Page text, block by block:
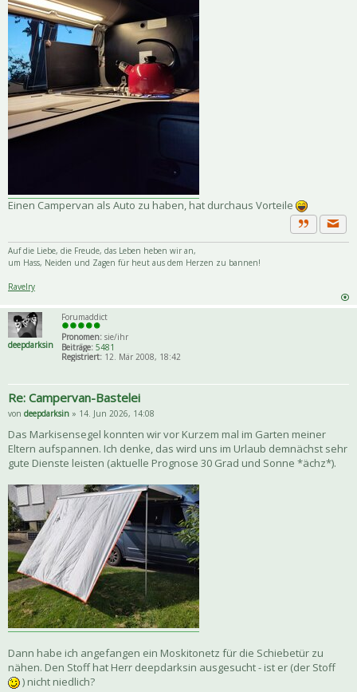
Einen Campervan als Auto zu haben, hat durchaus Vorteile
Zitat
Auf die Liebe, die Freude, das Leben heben wir an,
um Hass, Neiden und Zagen für heut aus dem Herzen zu bannen!
Ravelry
deepdarksin
Forumaddict
Pronomen: sie/ihr
Beiträge: 5481
Registriert: 12. Mär 2008, 18:42
Re: Campervan-Bastelei
von deepdarksin » 14. Jun 2026, 14:08
Das Markisensegel konnten wir vor Kurzem mal im Garten meiner
Eltern aufspannen. Ich denke, das wird uns im Urlaub demnächst sehr
gute Dienste leisten (aktuelle Prognose 30 Grad und Sonne *ächz*).
Dann habe ich angefangen ein Moskitonetz für die Schiebetür zu
nähen. Den Stoff hat Herr deepdarksin ausgesucht - ist er (der Stoff
) nicht niedlich?